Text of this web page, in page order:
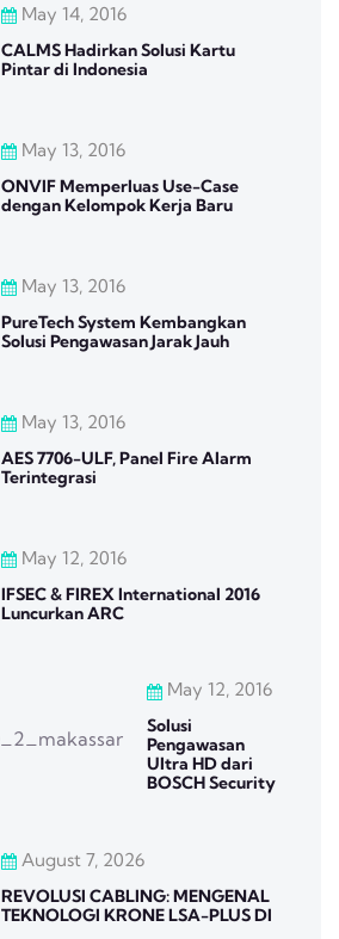
May 14, 2016
CALMS Hadirkan Solusi Kartu
Pintar di Indonesia
May 13, 2016
ONVIF Memperluas Use-Case
dengan Kelompok Kerja Baru
May 13, 2016
PureTech System Kembangkan
Solusi Pengawasan Jarak Jauh
May 13, 2016
AES 7706-ULF, Panel Fire Alarm
Terintegrasi
May 12, 2016
IFSEC & FIREX International 2016
Luncurkan ARC
May 12, 2016
Solusi
Pengawasan
Ultra HD dari
BOSCH Security
August 7, 2026
REVOLUSI CABLING: MENGENAL
TEKNOLOGI KRONE LSA-PLUS DI